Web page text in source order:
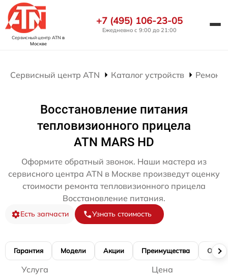
Сервисный центр ATN в
Москве
+7 (495) 106-23-05
Ежедневно с 9:00 до 21:00
Сервисный центр ATN Каталог устройств Ремонт
Восстановление питания
тепловизионного прицела
ATN MARS HD
Оформите обратный звонок. Наши мастера из
сервисного центра ATN в Москве произведут оценку
стоимости ремонта тепловизионного прицела
Восстановление питания.
Есть запчасти Узнать стоимость
Гарантия Модели Акции Преимущества
Услуга Цена